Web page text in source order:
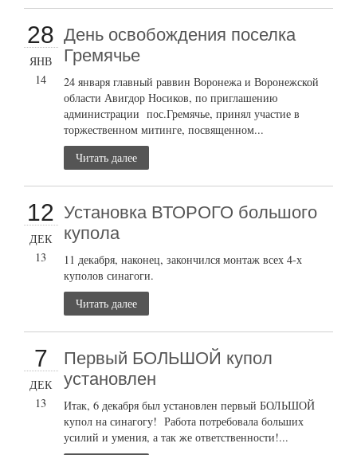
28
ЯНВ
14
День освобождения поселка
Гремячье
24 января главный раввин Воронежа и Воронежской
области Авигдор Носиков, по приглашению
администрации пос.Гремячье, принял участие в
торжественном митинге, посвященном...
Читать далее
12
ДЕК
13
Установка ВТОРОГО большого
купола
11 декабря, наконец, закончился монтаж всех 4-х
куполов синагоги.
Читать далее
7
ДЕК
13
Первый БОЛЬШОЙ купол
установлен
Итак, 6 декабря был установлен первый БОЛЬШОЙ
купол на синагогу! Работа потребовала больших
усилий и умения, а так же ответственности!...